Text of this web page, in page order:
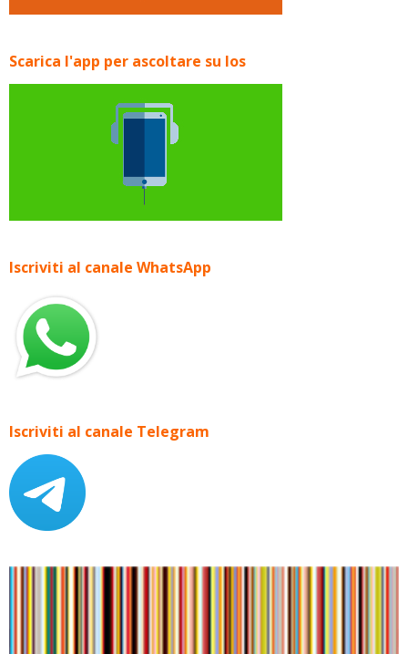
Scarica l'app per ascoltare su Ios
Iscriviti al canale WhatsApp
Iscriviti al canale Telegram